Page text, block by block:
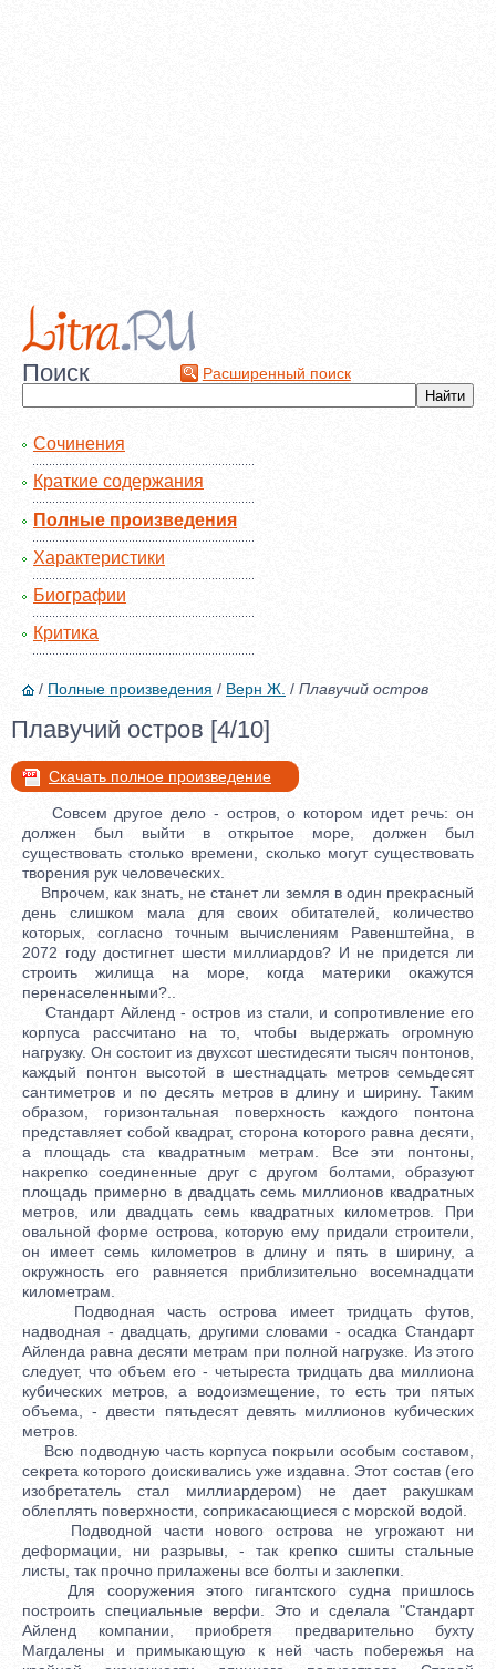
Поиск Расширенный поиск
Сочинения
Краткие содержания
Полные произведения
Характеристики
Биографии
Критика
/ Полные произведения / Верн Ж. / Плавучий остров
Плавучий остров [4/10]
Скачать полное произведение
Совсем другое дело - остров, о котором идет речь: он
должен был выйти в открытое море, должен был
существовать столько времени, сколько могут существовать
творения рук человеческих.
Впрочем, как знать, не станет ли земля в один прекрасный
день слишком мала для своих обитателей, количество
которых, согласно точным вычислениям Равенштейна, в
2072 году достигнет шести миллиардов? И не придется ли
строить жилища на море, когда материки окажутся
перенаселенными?..
Стандарт Айленд - остров из стали, и сопротивление его
корпуса рассчитано на то, чтобы выдержать огромную
нагрузку. Он состоит из двухсот шестидесяти тысяч понтонов,
каждый понтон высотой в шестнадцать метров семьдесят
сантиметров и по десять метров в длину и ширину. Таким
образом, горизонтальная поверхность каждого понтона
представляет собой квадрат, сторона которого равна десяти,
а площадь ста квадратным метрам. Все эти понтоны,
накрепко соединенные друг с другом болтами, образуют
площадь примерно в двадцать семь миллионов квадратных
метров, или двадцать семь квадратных километров. При
овальной форме острова, которую ему придали строители,
он имеет семь километров в длину и пять в ширину, а
окружность его равняется приблизительно восемнадцати
километрам.
Подводная часть острова имеет тридцать футов,
надводная - двадцать, другими словами - осадка Стандарт
Айленда равна десяти метрам при полной нагрузке. Из этого
следует, что объем его - четыреста тридцать два миллиона
кубических метров, а водоизмещение, то есть три пятых
объема, - двести пятьдесят девять миллионов кубических
метров.
Всю подводную часть корпуса покрыли особым составом,
секрета которого доискивались уже издавна. Этот состав (его
изобретатель стал миллиардером) не дает ракушкам
облеплять поверхности, соприкасающиеся с морской водой.
Подводной части нового острова не угрожают ни
деформации, ни разрывы, - так крепко сшиты стальные
листы, так прочно прилажены все болты и заклепки.
Для сооружения этого гигантского судна пришлось
построить специальные верфи. Это и сделала "Стандарт
Айленд компании, приобретя предварительно бухту
Магдалены и примыкающую к ней часть побережья на